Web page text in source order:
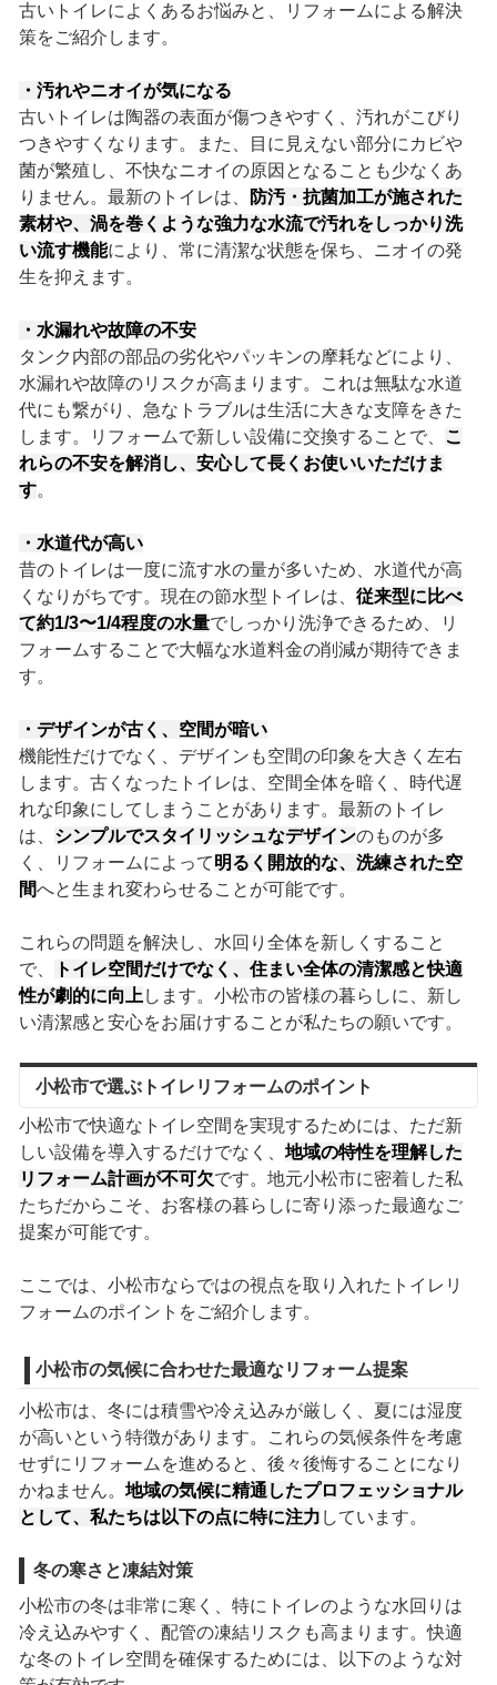
古いトイレによくあるお悩みと、リフォームによる解決
策をご紹介します。
・汚れやニオイが気になる
古いトイレは陶器の表面が傷つきやすく、汚れがこびり
つきやすくなります。また、目に見えない部分にカビや
菌が繁殖し、不快なニオイの原因となることも少なくあ
りません。最新のトイレは、
防汚・抗菌加工が施された
素材や、渦を巻くような強力な水流で汚れをしっかり洗
い流す機能により、常に清潔な状態を保ち、ニオイの発
生を抑えます。
・水漏れや故障の不安
タンク内部の部品の劣化やパッキンの摩耗などにより、
水漏れや故障のリスクが高まります。これは無駄な水道
代にも繋がり、急なトラブルは生活に大きな支障をきた
します。リフォームで新しい設備に交換することで、
こ
れらの不安を解消し、安心して長くお使いいただけま
す。
・水道代が高い
昔のトイレは一度に流す水の量が多いため、水道代が高
くなりがちです。現在の節水型トイレは、 従来型に比べ
て約1/3〜1/4程度の水量でしっかり洗浄できるため、リ
フォームすることで大幅な水道料金の削減が期待できま
す。
・デザインが古く、空間が暗い
機能性だけでなく、デザインも空間の印象を大きく左右
します。古くなったトイレは、空間全体を暗く、時代遅
れな印象にしてしまうことがあります。最新のトイレ
は、 シンプルでスタイリッシュなデザインのものが多
く、リフォームによって明るく開放的な、洗練された空
間へと生まれ変わらせることが可能です。
これらの問題を解決し、水回り全体を新しくすること
で、
トイレ空間だけでなく、住まい全体の清潔感と快適
性が劇的に向上 します。小松市の皆様の暮らしに、新し
い清潔感と安心をお届けすることが私たちの願いです。
小松市で選ぶトイレリフォームのポイント
小松市で快適なトイレ空間を実現するためには、ただ新
しい設備を導入するだけでなく、 地域の特性を理解した
リフォーム計画が不可欠です。地元小松市に密着した私
たちだからこそ、お客様の暮らしに寄り添った最適なご
提案が可能です。
ここでは、小松市ならではの視点を取り入れたトイレリ
フォームのポイントをご紹介します。
小松市の気候に合わせた最適なリフォーム提案
小松市は、冬には積雪や冷え込みが厳しく、夏には湿度
が高いという特徴があります。これらの気候条件を考慮
せずにリフォームを進めると、後々後悔することになり
かねません。 地域の気候に精通したプロフェッショナル
として、私たちは以下の点に特に注力 しています。
冬の寒さと凍結対策
小松市の冬は非常に寒く、特にトイレのような水回りは
冷え込みやすく、配管の凍結リスクも高まります。快適
な冬のトイレ空間を確保するためには、以下のような対